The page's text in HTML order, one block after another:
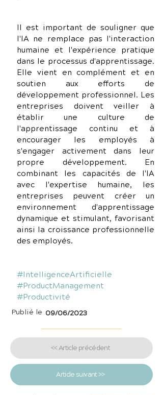
Il est important de souligner que
l'IA ne remplace pas l'interaction
humaine et l'expérience pratique
dans le processus d'apprentissage.
Elle vient en complément et en
soutien aux efforts de
développement professionnel. Les
entreprises doivent veiller à
établir une culture de
l'apprentissage continu et à
encourager les employés à
s'engager activement dans leur
propre développement. En
combinant les capacités de l'IA
avec l'expertise humaine, les
entreprises peuvent créer un
environnement d'apprentissage
dynamique et stimulant, favorisant
ainsi la croissance professionnelle
des employés.
#IntelligenceArtificielle
#ProductManagement
#Productivité
Publié le 09/06/2023
<< Article précédent
Article suivant >>